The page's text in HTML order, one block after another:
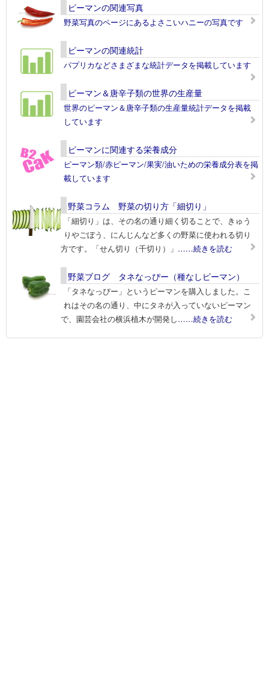
ピーマンの関連写真
野菜写真のページにあるよさこいハニーの写真です
ピーマンの関連統計
パプリカなどさまざまな統計データを掲載しています
ピーマン＆唐辛子類の世界の生産量
世界のピーマン＆唐辛子類の生産量統計データを掲載
しています
ピーマンに関連する栄養成分
ピーマン類/赤ピーマン/果実/油いための栄養成分表を掲
載しています
野菜コラム 野菜の切り方「細切り」
「細切り」は、その名の通り細く切ることで、きゅう
りやごぼう、にんじんなど多くの野菜に使われる切り
方です。「せん切り（千切り）」 ……続きを読む
野菜ブログ タネなっぴー（種なしピーマン）
「タネなっぴー」というピーマンを購入しました。こ
れはその名の通り、中にタネが入っていないピーマン
で、園芸会社の横浜植木が開発し……続きを読む